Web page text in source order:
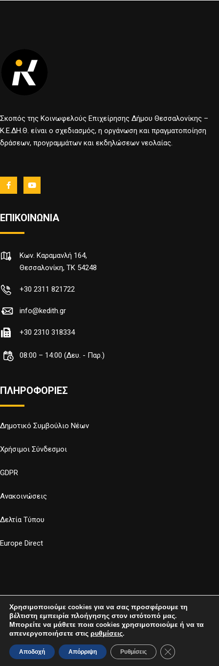
Σκοπός της Κοινωφελούς Επιχείρησης Δήμου Θεσσαλονίκης –
Κ.Ε.ΔΗ.Θ. είναι ο σχεδιασμός, η οργάνωση και πραγματοποίηση
δράσεων, προγραμμάτων και εκδηλώσεων νεολαίας.
ΕΠΙΚΟΙΝΩΝΙΑ
Κων. Καραμανλή 164,
Θεσσαλονίκη, TK 54248
+30 2311 821722
info@kedith.gr
+30 2310 318334
08:00 – 14:00 (Δευ. - Παρ.)
ΠΛΗΡΟΦΟΡΙΕΣ
Δημοτικό Συμβούλιο Νέων
Χρήσιμοι Σύνδεσμοι
GDPR
Ανακοινώσεις
Δελτία Τύπου
Europe Direct
Developed byMyCompany Projects- 2023
Χρησιμοποιούμε cookies για να σας προσφέρουμε τη
βέλτιστη εμπειρία πλοήγησης στον ιστότοπό μας.
Μπορείτε να μάθετε ποια cookies χρησιμοποιούμε ή να τα
απενεργοποιήσετε στις ρυθμίσεις.
Αποδοχή Απόρριψη Ρυθμίσεις Κλείσιμο του